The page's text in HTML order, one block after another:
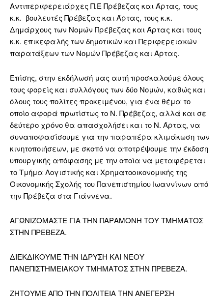
Αντιπεριφερειάρχες Π.Ε Πρέβεζας και Άρτας, τους
κ.κ. βουλευτές Πρέβεζας και Άρτας, τους κ.κ.
Δημάρχους των Νομών Πρέβεζας και Άρτας και τους
κ.κ. επικεφαλής των δημοτικών και Περιφερειακών
παρατάξεων των Νομών Πρέβεζας και Άρτας.
Επίσης, στην εκδήλωσή μας αυτή προσκαλούμε όλους
τους φορείς και συλλόγους των δύο Νομών, καθώς και
όλους τους πολίτες προκειμένου, για ένα θέμα το
οποίο αφορά πρωτίστως το Ν. Πρέβεζας, αλλά και σε
δεύτερο χρόνο θα απασχολήσει και το Ν. Άρτας, να
συναποφασίσουμε για την παραπέρα κλιμάκωση των
κινητοποιήσεων, με σκοπό να αποτρέψουμε την έκδοση
υπουργικής απόφασης με την οποία να μεταφέρεται
το Τμήμα Λογιστικής και Χρηματοοικονομικής της
Οικονομικής Σχολής του Πανεπιστημίου Ιωαννίνων από
την Πρέβεζα στα Γιάννενα.
ΑΓΩΝΙΖΟΜΑΣΤΕ ΓΙΑ ΤΗΝ ΠΑΡΑΜΟΝΗ ΤΟΥ ΤΜΗΜΑΤΟΣ
ΣΤΗΝ ΠΡΕΒΕΖΑ.
ΔΙΕΚΔΙΚΟΥΜΕ ΤΗΝ ΙΔΡΥΣΗ ΚΑΙ ΝΕΟΥ
ΠΑΝΕΠΙΣΤΗΜΕΙΑΚΟΥ ΤΜΗΜΑΤΟΣ ΣΤΗΝ ΠΡΕΒΕΖΑ.
ΖΗΤΟΥΜΕ ΑΠΟ ΤΗΝ ΠΟΛΙΤΕΙΑ ΤΗΝ ΑΝΕΓΕΡΣΗ